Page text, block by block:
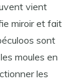
vient
miroir et fait
sont
moules en
les